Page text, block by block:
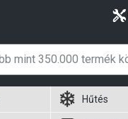
Hűtés